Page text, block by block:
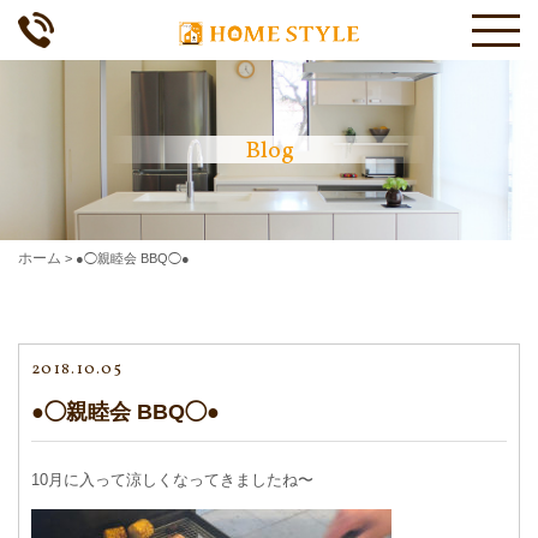
Blog
ホーム > ●◯親睦会 BBQ◯●
2018.10.05
●◯親睦会 BBQ◯●
10月に入って涼しくなってきましたね〜